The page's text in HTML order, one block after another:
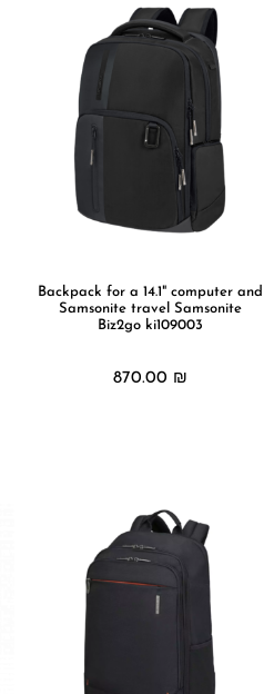
Backpack for a 14.1" computer and
Samsonite travel Samsonite
Biz2go ki109003
870.00 ₪